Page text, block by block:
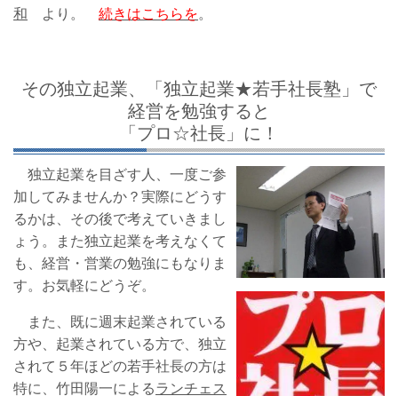
和 より。 続きはこちらを。
その独立起業、「独立起業★若手社長塾」で
経営を勉強すると
「プロ☆社長」に！
独立起業を目ざす人、一度ご参
加してみませんか？実際にどうす
るかは、その後で考えていきまし
ょう。また独立起業を考えなくて
も、経営・営業の勉強にもなりま
す。お気軽にどうぞ。
また、既に週末起業されている
方や、起業されている方で、独立
されて５年ほどの若手社長の方は
特に、竹田陽一によるランチェス